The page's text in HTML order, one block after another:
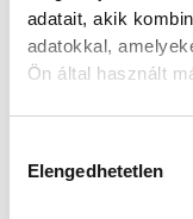
adatait, akik
adatokkal,
Ön által használt
Elengedhetetlen